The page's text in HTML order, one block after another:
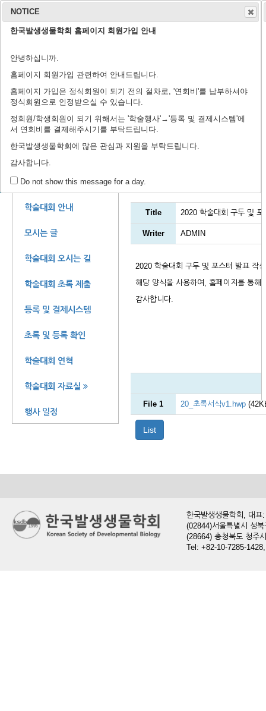
회장 인사말
학회 연혁
학회 회칙
연구윤리규정
임원 명단 학술지 홈페이지
편집위원회
출판 윤리 규정
제44회 정기학술대회에
학술 행사
학술대회 안내
모시는 글
학술대회 오시는 길
학술대회 초록 제출
등록 및 결제시스템
초록 및 등록 확인
학술대회 연혁
학술대회 자료실
행사 일정
학술대회 자료실
Title 2020 학술대회 구두 및
Writer ADMIN
2020 학술대회 구두 및 포스터 발표 작
해당 양식을 사용하여, 홈페이지를 통해
감사합니다.
File 1 20_초록서식v1.hwp
List
한국발생생물학회, 대
(02844)서울특별시 성
(28664) 충청북도 청주
Tel: +82-10-7285-
NOTICE
한국발생생물학회 홈페이지 회원가입 안내
안녕하십니까.
홈페이지 회원가입 관련하여 안내드립니다.
홈페이지 가입은 정식회원이 되기 전의 절차로, '연회비'를 납부하셔야
정식회원으로 인정받으실 수 있습니다.
정회원/학생회원이 되기 위해서는 '학술행사'→'등록 및 결제시스템'에
서 연회비를 결제해주시기를 부탁드립니다.
한국발생생물학회에 많은 관심과 지원을 부탁드립니다.
감사합니다.
Do not show this message for a day.